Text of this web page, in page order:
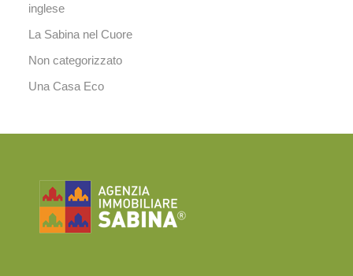
inglese
La Sabina nel Cuore
Non categorizzato
Una Casa Eco